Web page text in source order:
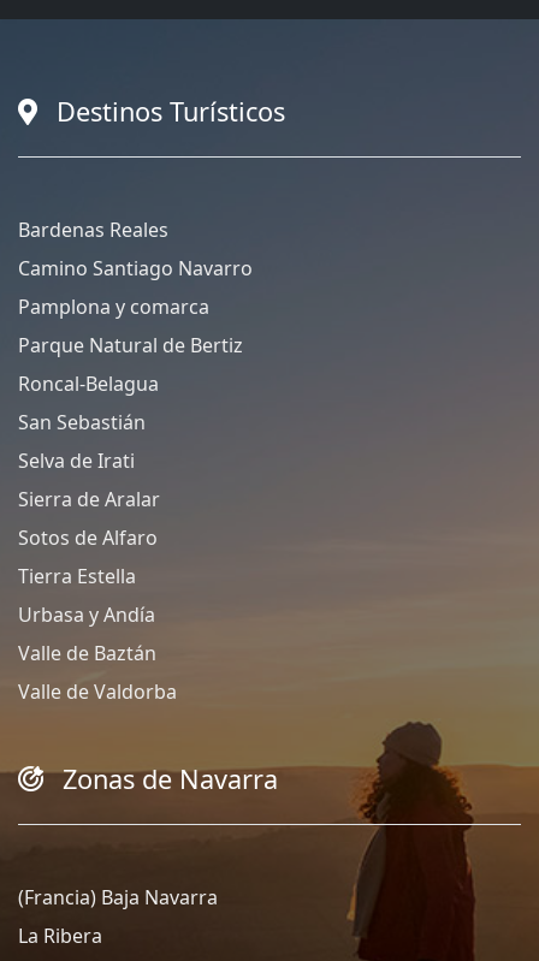
Destinos Turísticos
Bardenas Reales
Camino Santiago Navarro
Pamplona y comarca
Parque Natural de Bertiz
Roncal-Belagua
San Sebastián
Selva de Irati
Sierra de Aralar
Sotos de Alfaro
Tierra Estella
Urbasa y Andía
Valle de Baztán
Valle de Valdorba
Zonas de Navarra
(Francia) Baja Navarra
La Ribera